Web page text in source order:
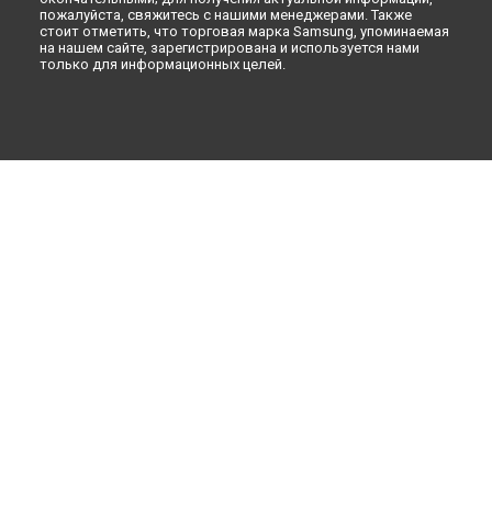
пожалуйста, свяжитесь с нашими менеджерами. Также
стоит отметить, что торговая марка Samsung, упоминаемая
на нашем сайте, зарегистрирована и используется нами
только для информационных целей.